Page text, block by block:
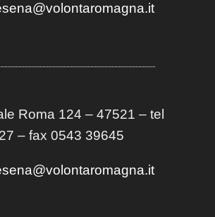
Roma 124 – 47521 – tel
– fax 0543 39645